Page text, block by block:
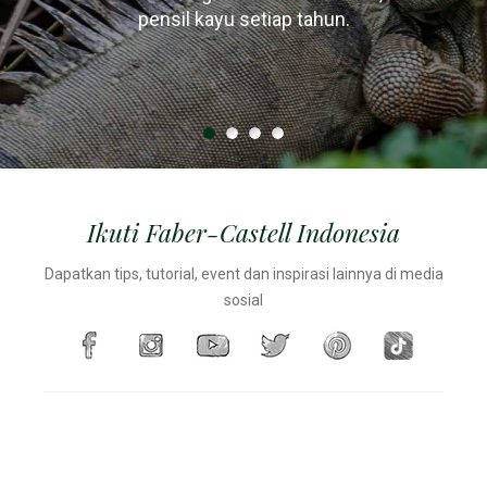
pensil kayu setiap tahun.
setiap jamnya, setara dengan sekitar 1 beban truk.
hanya menggunakan kayu dari hutan yang dikelola
secara lestari.
heksagonal / segitiga karena pensil sering jatuh
terguling dari meja
Ikuti Faber-Castell Indonesia
Dapatkan tips, tutorial, event dan inspirasi lainnya di media
sosial